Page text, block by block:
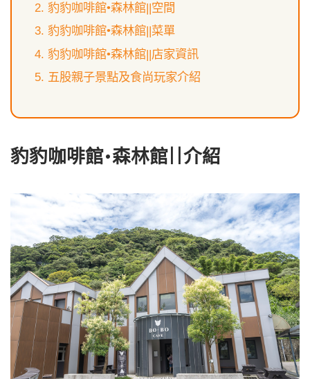
豹豹咖啡館•森林館||空間
豹豹咖啡館•森林館||菜單
豹豹咖啡館•森林館||店家資訊
五股親子景點及食尚玩家介紹
豹豹咖啡館•森林館||介紹